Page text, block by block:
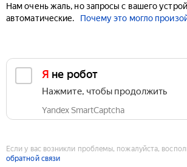
Нам очень жаль, но запросы с вашего
автоматические.
Почему это могло
Я не робот
Нажмите, чтобы продолжить
Yandex SmartCaptcha
Если у вас возникли проблемы, пожалуйста,
обратной связи